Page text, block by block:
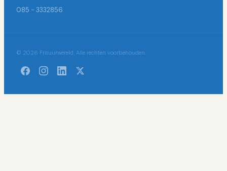
085 - 3332856
© 2026 Frituurwereld. Alle rechten voorbehouden.